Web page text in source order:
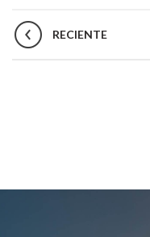
RECIENTE